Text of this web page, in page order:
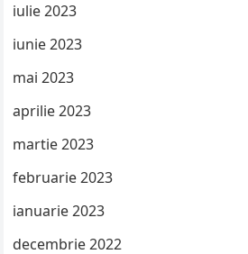
iulie 2023
iunie 2023
mai 2023
aprilie 2023
martie 2023
februarie 2023
ianuarie 2023
decembrie 2022